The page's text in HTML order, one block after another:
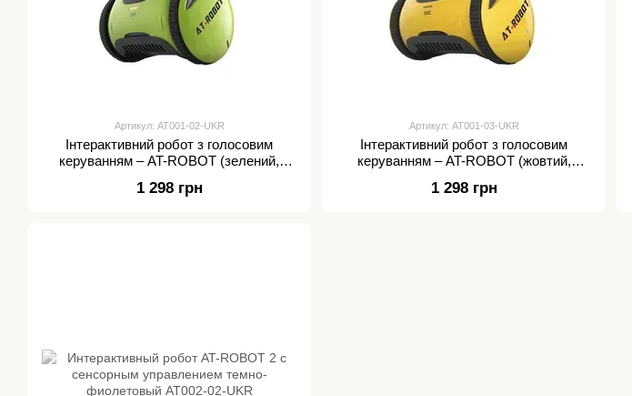
Артикул: AT001-02-UKR
Інтерактивний робот з голосовим
керуванням – AT-ROBOT (зелений,
1 298 грн
Артикул: AT001-03-UKR
Інтерактивний робот з голосовим
керуванням – AT-ROBOT (жовтий,
1 298 грн